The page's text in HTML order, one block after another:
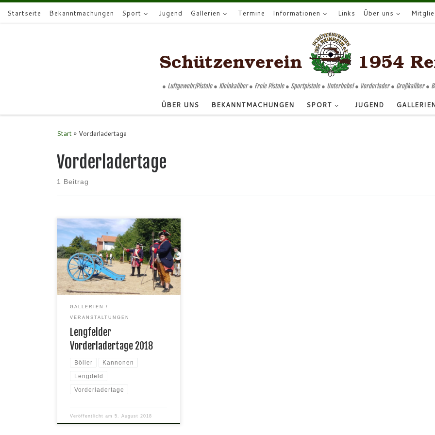
Zum Inhalt springen
Startseite Bekanntmachungen Sport Jugend Gallerien Termine Informationen Links Über uns
● Luftgewehr/Pistole ● Kleinkaliber ● Freie Pistole ● Sportpistole ● Unterhebel ● Vorderlader ● Großkaliber ●
ÜBER UNS BEKANNTMACHUNGEN SPORT JUGEND
Start » Vorderladertage
Vorderladertage
1 Beitrag
Auch in Lengfeld war die
Böllermannschaft des SV Reinheim
vertreten.
GALLERIEN
VERANSTALTUNGEN
Lengfelder
Vorderladertage 2018
Böller Kannonen
Lengdeld
Vorderladertage
Veröffentlicht am5. August 2018